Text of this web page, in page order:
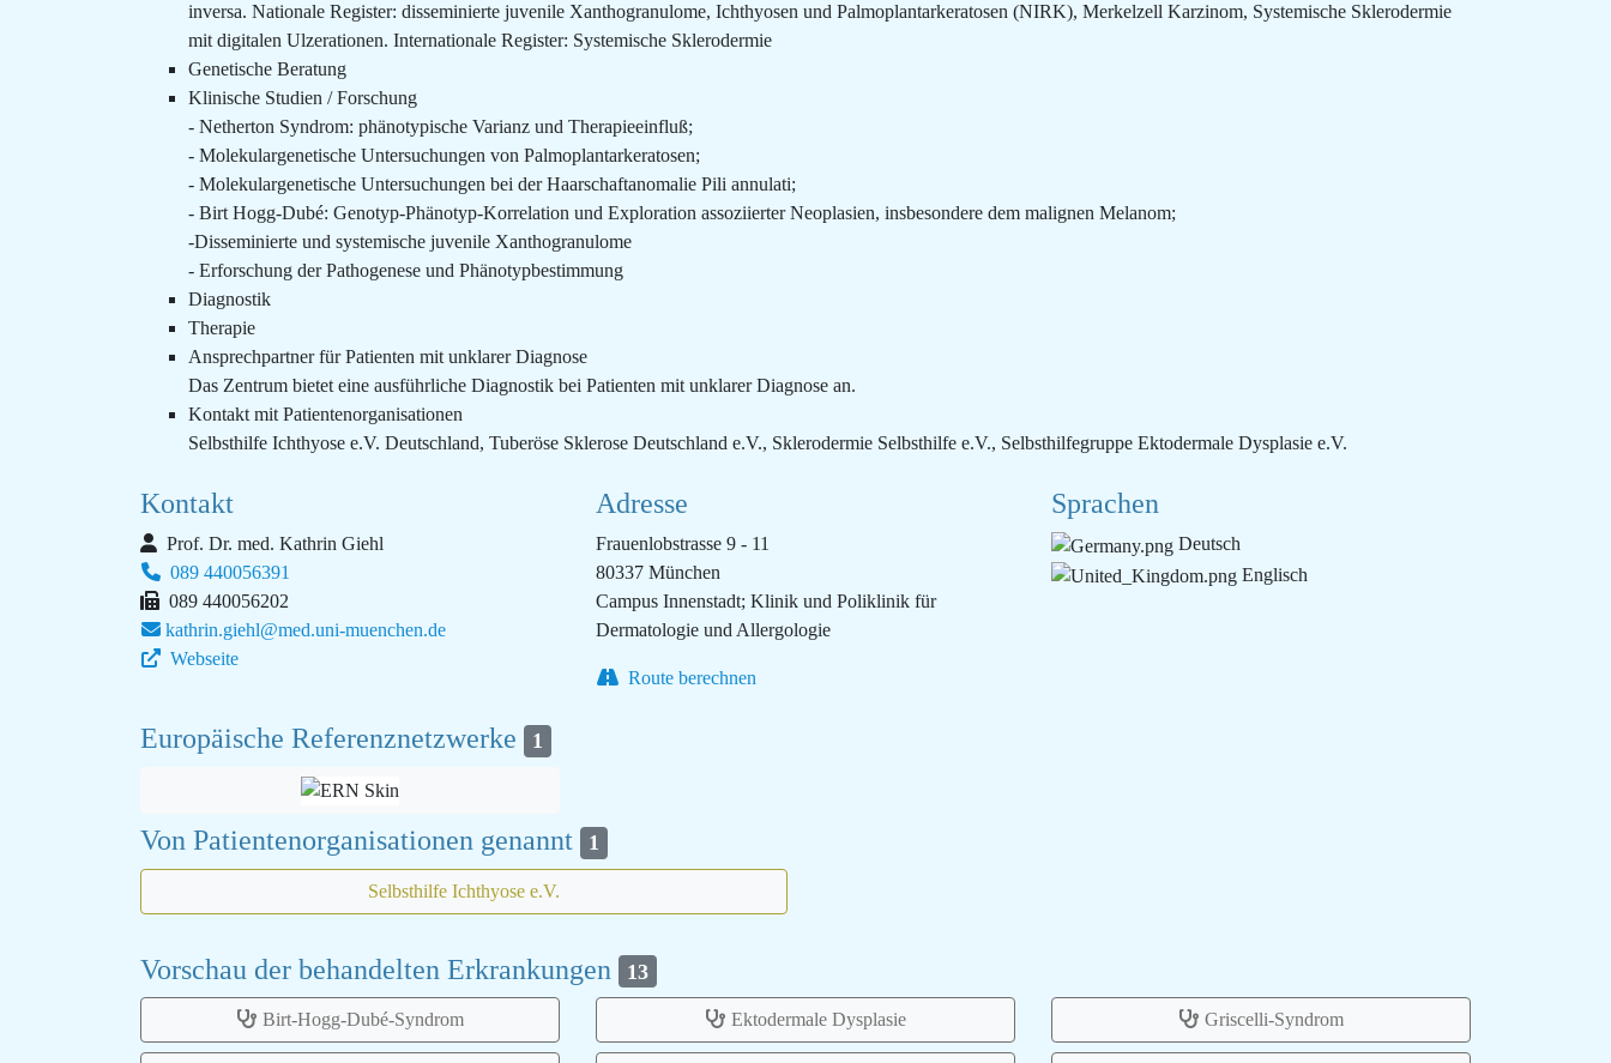
inversa. Nationale Register: disseminierte juvenile Xanthogranulome, Ichthyosen und Palmoplantarkeratosen (NIRK), Merkelzell Karzinom, Systemische Sklerodermie
mit digitalen Ulzerationen. Internationale Register: Systemische Sklerodermie
Genetische Beratung
Klinische Studien / Forschung
- Netherton Syndrom: phänotypische Varianz und Therapieeinfluß;
- Molekulargenetische Untersuchungen von Palmoplantarkeratosen;
- Molekulargenetische Untersuchungen bei der Haarschaftanomalie Pili annulati;
- Birt Hogg-Dubé: Genotyp-Phänotyp-Korrelation und Exploration assoziierter Neoplasien, insbesondere dem malignen Melanom;
-Disseminierte und systemische juvenile Xanthogranulome
- Erforschung der Pathogenese und Phänotypbestimmung
Diagnostik
Therapie
Ansprechpartner für Patienten mit unklarer Diagnose
Das Zentrum bietet eine ausführliche Diagnostik bei Patienten mit unklarer Diagnose an.
Kontakt mit Patientenorganisationen
Selbsthilfe Ichthyose e.V. Deutschland, Tuberöse Sklerose Deutschland e.V., Sklerodermie Selbsthilfe e.V., Selbsthilfegruppe Ektodermale Dysplasie e.V.
Kontakt
Prof. Dr. med. Kathrin Giehl
089 440056391
089 440056202
kathrin.giehl@med.uni-muenchen.de
Webseite
Adresse
Frauenlobstrasse 9 - 11
80337 München
Campus Innenstadt; Klinik und Poliklinik für
Dermatologie und Allergologie
Route berechnen
Sprachen
Deutsch
Englisch
Europäische Referenznetzwerke 1
Von Patientenorganisationen genannt 1
Selbsthilfe Ichthyose e.V.
Vorschau der behandelten Erkrankungen 13
Birt-Hogg-Dubé-Syndrom Ektodermale Dysplasie Griscelli-Syndrom